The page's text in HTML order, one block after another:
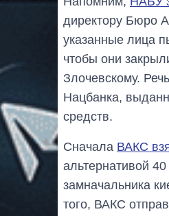
директору Бюро
указанные лица
чтобы они
Злочевскому.
Нацбанка,
средств.
Сначала ВАКС
альтернативой
замначальника
того, ВАКС